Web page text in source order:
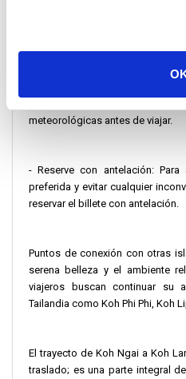
- Medidas de seguridad: Todos
meteorológicas antes de viajar.
- Reserve con antelación:
preferida y evitar cualquier
reservar el billete con antelación.
Puntos de conexión con otras
serena belleza y el ambiente
viajeros buscan continuar su
Tailandia como Koh Phi Phi, Koh
El trayecto de Koh Ngai a Koh
traslado; es una parte integral